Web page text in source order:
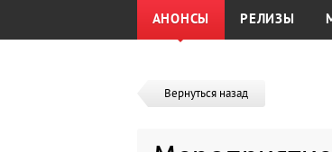
АНОНСЫ РЕЛИЗЫ
Вернуться назад